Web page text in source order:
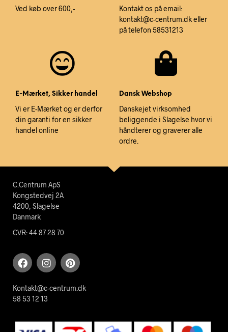
Ved køb over 600,-
Kontakt os på email:
kontakt@c-centrum.dk eller
på telefon 58531213
E-Mærket, Sikker handel
Vi er E-Mærket og er derfor
din garanti for en sikker
handel online
Dansk Webshop
Danskejet virksomhed
beliggende i Slagelse hvor vi
håndterer og graverer alle
ordre.
C.Centrum ApS
Kongstedvej 2A
4200, Slagelse
Danmark
CVR: 44 87 28 70
Kontakt@c-centrum.dk
58 53 12 13